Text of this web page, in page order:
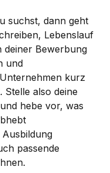
suchst, dann geht
Lebenslauf
deiner Bewerbung
und
kurz
also deine
hebe vor, was
passende